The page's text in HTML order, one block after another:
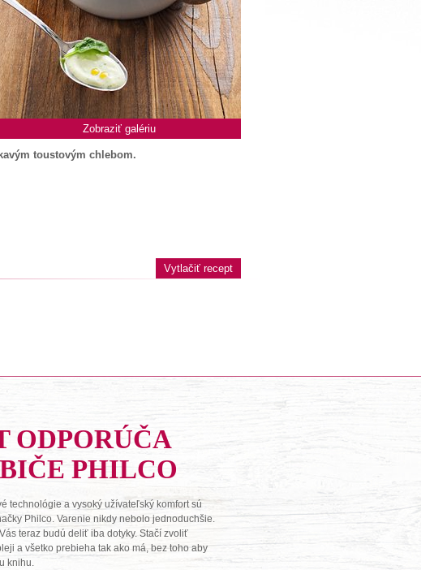
Zobraziť galériu
toustovým chlebom.
Vytlačiť recept
ODPORÚČA
PHILCO
technológie a vysoký užívateľský komfort sú
Philco. Varenie nikdy nebolo jednoduchšie.
teraz budú deliť iba dotyky. Stačí zvoliť
a všetko prebieha tak ako má, bez toho aby
knihu.